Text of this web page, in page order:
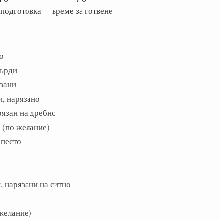
време за готвене
нарязано
на дребно
желание)
нарязани на ситно